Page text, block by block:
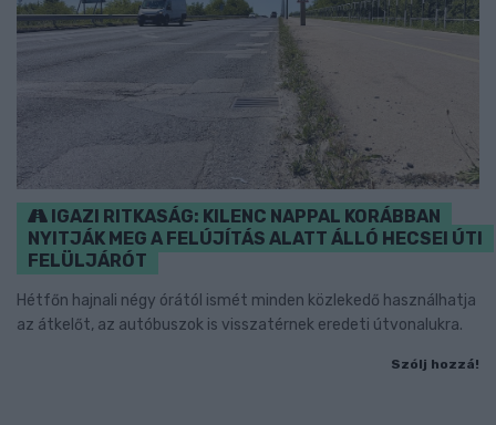
IGAZI RITKASÁG: KILENC NAPPAL KORÁBBAN
NYITJÁK MEG A FELÚJÍTÁS ALATT ÁLLÓ HECSEI ÚTI
FELÜLJÁRÓT
Hétfőn hajnali négy órától ismét minden közlekedő használhatja
az átkelőt, az autóbuszok is visszatérnek eredeti útvonalukra.
Szólj hozzá!